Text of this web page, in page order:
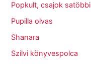
Popkult, csajok satöbbi
Pupilla olvas
Shanara
Szilvi könyvespolca